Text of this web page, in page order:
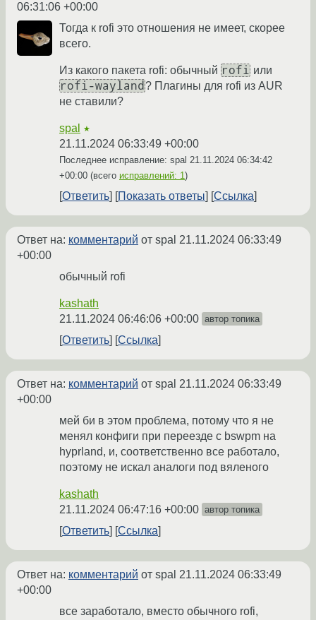
06:31:06 +00:00
Тогда к rofi это отношения не имеет, скорее
всего.
Из какого пакета rofi: обычный rofi или
rofi-wayland ? Плагины для rofi из AUR
не ставили?
spal ★
21.11.2024 06:33:49 +00:00
Последнее исправление: spal 21.11.2024 06:34:42
+00:00 (всего исправлений: 1)
Ответить Показать ответы Ссылка
Ответ на: комментарий от spal 21.11.2024 06:33:49
+00:00
обычный rofi
kashath
21.11.2024 06:46:06 +00:00 автор топика
Ответить Ссылка
Ответ на: комментарий от spal 21.11.2024 06:33:49
+00:00
мей би в этом проблема, потому что я не
менял конфиги при переезде с bswpm на
hyprland, и, соответственно все работало,
поэтому не искал аналоги под вяленого
kashath
21.11.2024 06:47:16 +00:00 автор топика
Ответить Ссылка
Ответ на: комментарий от spal 21.11.2024 06:33:49
+00:00
все заработало, вместо обычного rofi,